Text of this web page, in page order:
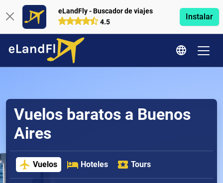
eLandFly - Buscador de viajes
4.5
Instalar
Vuelos baratos a Buenos
Aires
Vuelos Hoteles Tours